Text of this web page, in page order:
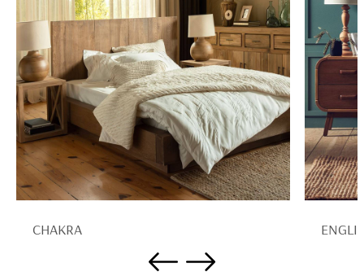
CHAKRA